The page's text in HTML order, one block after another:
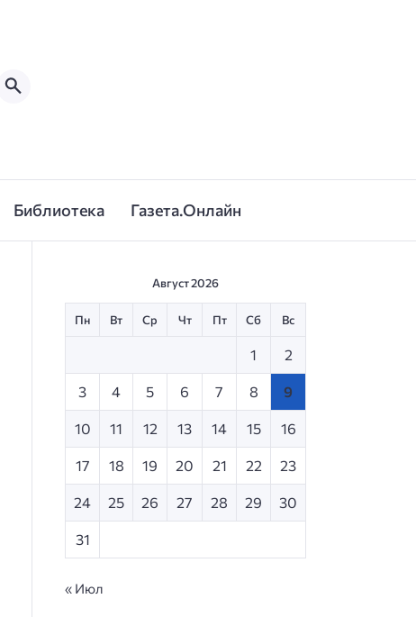
Библиотека Газета.Онлайн
Август 2026
Пн Вт Ср Чт Пт Сб Вс
1 2
3 4 5 6 7 8 9
10 11 12 13 14 15 16
17 18 19 20 21 22 23
24 25 26 27 28 29 30
31
« Июл